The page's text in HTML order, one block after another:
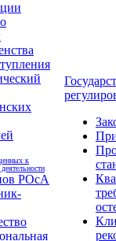
к
РОсА